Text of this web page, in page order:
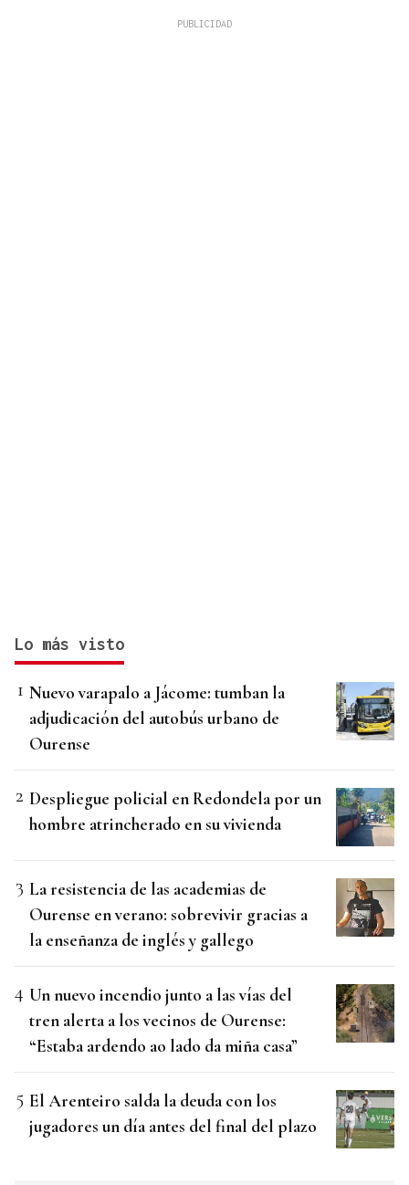
Lo más visto
Nuevo varapalo a Jácome: tumban la
adjudicación del autobús urbano de
Ourense
Despliegue policial en Redondela por un
hombre atrincherado en su vivienda
La resistencia de las academias de
Ourense en verano: sobrevivir gracias a
la enseñanza de inglés y gallego
Un nuevo incendio junto a las vías del
tren alerta a los vecinos de Ourense:
“Estaba ardendo ao lado da miña casa”
El Arenteiro salda la deuda con los
jugadores un día antes del final del plazo